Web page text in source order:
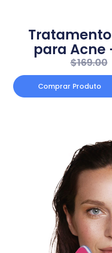
Tratamento
para Acne
$169.00
Comprar Produto